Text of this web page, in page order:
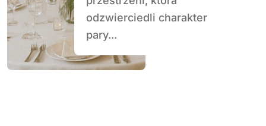
odzwierciedli charakter
pary...